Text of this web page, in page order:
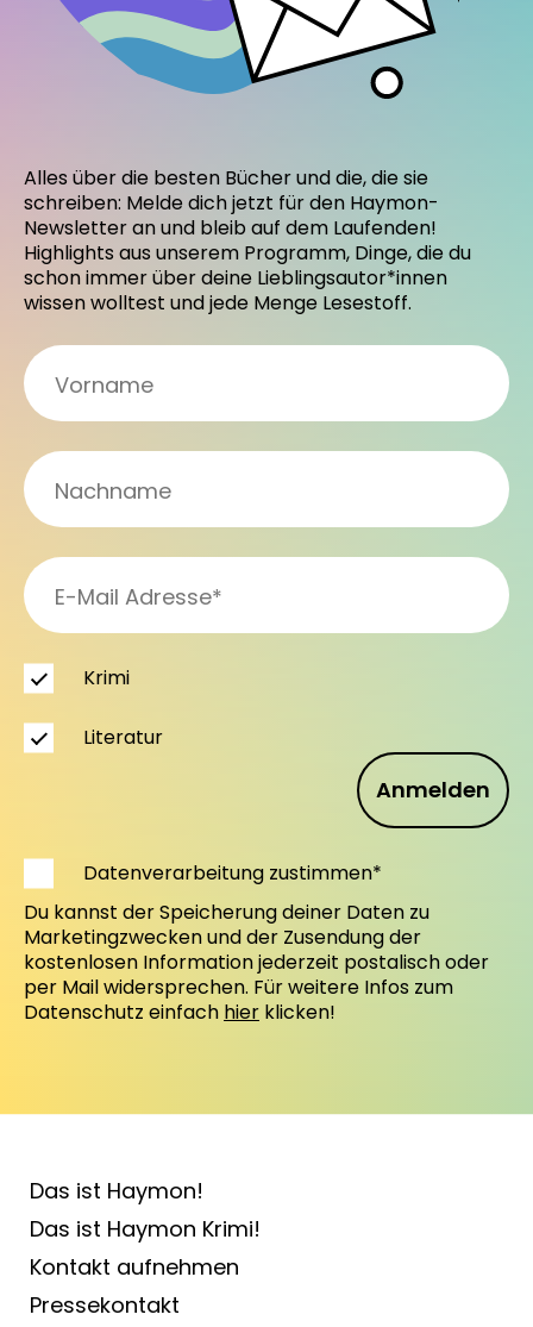
Alles über die besten Bücher und die, die sie
schreiben: Melde dich jetzt für den Haymon-
Newsletter an und bleib auf dem Laufenden!
Highlights aus unserem Programm, Dinge, die du
schon immer über deine Lieblingsautor*innen
wissen wolltest und jede Menge Lesestoff.
Anmelden
Krimi
Literatur
Datenverarbeitung zustimmen*
Du kannst der Speicherung deiner Daten zu
Marketingzwecken und der Zusendung der
kostenlosen Information jederzeit postalisch oder
per Mail widersprechen. Für weitere Infos zum
Datenschutz einfach hier klicken!
Das ist Haymon!
Das ist Haymon Krimi!
Kontakt aufnehmen
Pressekontakt